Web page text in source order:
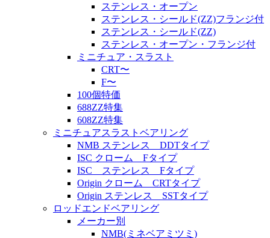
ステンレス・オープン
ステンレス・シールド(ZZ)フランジ付
ステンレス・シールド(ZZ)
ステンレス・オープン・フランジ付
ミニチュア・スラスト
CRT〜
F〜
100個特価
688ZZ特集
608ZZ特集
ミニチュアスラストベアリング
NMB ステンレス DDTタイプ
ISC クローム Fタイプ
ISC ステンレス Fタイプ
Origin クローム CRTタイプ
Origin ステンレス SSTタイプ
ロッドエンドベアリング
メーカー別
NMB(ミネベアミツミ)